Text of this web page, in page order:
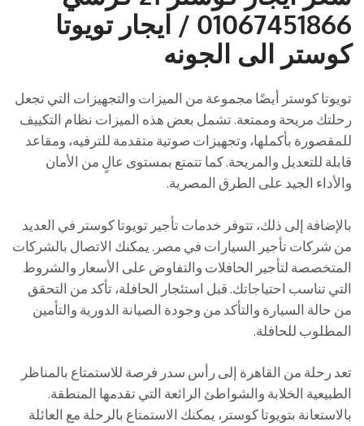
01067451866 / ايجار تويوتا
كوستر الى الجونه
تويوتا كوستر أيضًا مجموعة من الميزات والتجهيزات التي تجعل
رحلتك مريحة وممتعة. تشمل بعض هذه الميزات نظام التكييف
للمقصورة بأكملها، وتجهيزات صوتية متقدمة للترفيه، ومقاعد
قابلة للتعديل والمريحة. كما تتمتع بمستوى عالٍ من الأمان
والأداء الجيد على الطرق المصرية.
بالإضافة إلى ذلك، تتوفر خدمات تأجير تويوتا كوستر في العديد
من شركات تأجير السيارات في مصر. يمكنك الاتصال بالشركات
المتخصصة لتأجير الحافلات والتفاوض على الأسعار والشروط
التي تناسب احتياجاتك. قبل استئجار الحافلة، تأكد من التحقق
من حالة السيارة والتأكد من وجودة الصيانة الدورية والتأمين
المطلوب للحافلة.
تعد رحلة من القاهرة إلى رأس سدر فرصة للاستمتاع بالمناظر
الطبيعية الخلابة والشواطئ الرائعة التي تقدمها المنطقة.
بالاستعانة بتويوتا كوستر، يمكنك الاستمتاع بالرحلة مع العائلة